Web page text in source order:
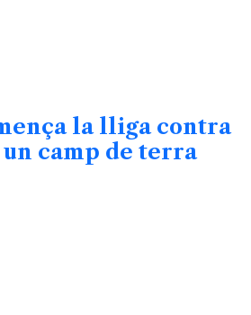
la lliga contra
camp de terra